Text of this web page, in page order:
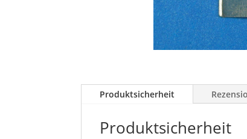
Produktsicherheit
Produktsicherheit